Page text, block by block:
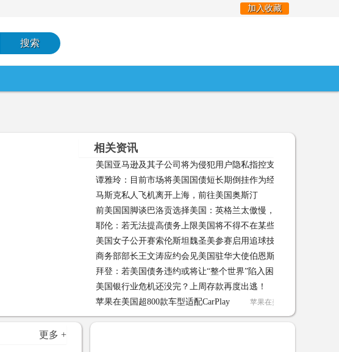
加入收藏
相关资讯
美国亚马逊及其子公司将为侵犯用户隐私指控支付超3000万美元
财 06-01
谭雅玲：目前市场将美国国债短长期倒挂作为经济衰退论据，这
据，这已经不能 06-01
马斯克私人飞机离开上海，前往美国奥斯汀
前美国国脚谈巴洛贡选择美国：英格兰太傲慢，索斯盖特低估了
球员 05-20
耶伦：若无法提高债务上限美国将不得不在某些支付事项上违约
13
美国女子公开赛索伦斯坦魏圣美参赛启用追球技术
商务部部长王文涛应约会见美国驻华大使伯恩斯
拜登：若美国债务违约或将让“整个世界”陷入困境军事频道
美国银行业危机还没完？上周存款再度出逃！
苹果在美国超800款车型适配CarPlay 苹果在美国超800款车型适
更多 +